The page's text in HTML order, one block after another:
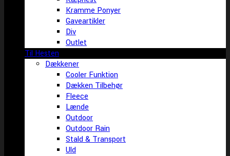
Kramme Ponyer
Gaveartikler
Div
Outlet
Til Hesten
Dækkener
Cooler Funktion
Dækken Tilbehør
Fleece
Lænde
Outdoor
Outdoor Rain
Stald & Transport
Uld